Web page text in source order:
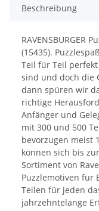
Beschreibung
RAVENSBURGER
(15435).
Teil für Teil
sind und doch die
dann spüren wir
richtige
Anfänger und
mit 300 und 500
bevorzugen meist
können sich bis
Sortiment von
Puzzlemotiven für
Teilen für jeden
jahrzehntelange